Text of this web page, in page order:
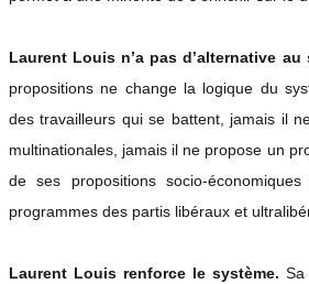
Laurent Louis n’a pas d’alternative au
propositions ne change la logique du
des travailleurs qui se battent, jamais il
multinationales, jamais il ne propose un
de ses propositions socio-
programmes des partis libéraux et
Laurent Louis renforce le système. Sa